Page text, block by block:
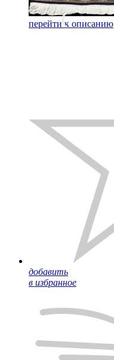
перейти к описанию
добавить
в избранное